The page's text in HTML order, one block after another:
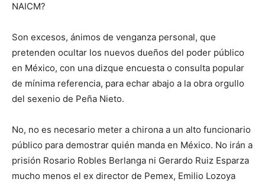
NAICM?
Son excesos, ánimos de venganza personal, que
pretenden ocultar los nuevos dueños del poder público
en México, con una dizque encuesta o consulta popular
de mínima referencia, para echar abajo a la obra orgullo
del sexenio de Peña Nieto.
No, no es necesario meter a chirona a un alto funcionario
público para demostrar quién manda en México. No irán a
prisión Rosario Robles Berlanga ni Gerardo Ruiz Esparza
mucho menos el ex director de Pemex, Emilio Lozoya